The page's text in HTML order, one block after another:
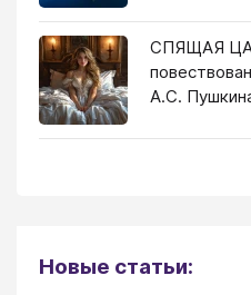
СПЯЩАЯ
А.С.
Новые статьи: